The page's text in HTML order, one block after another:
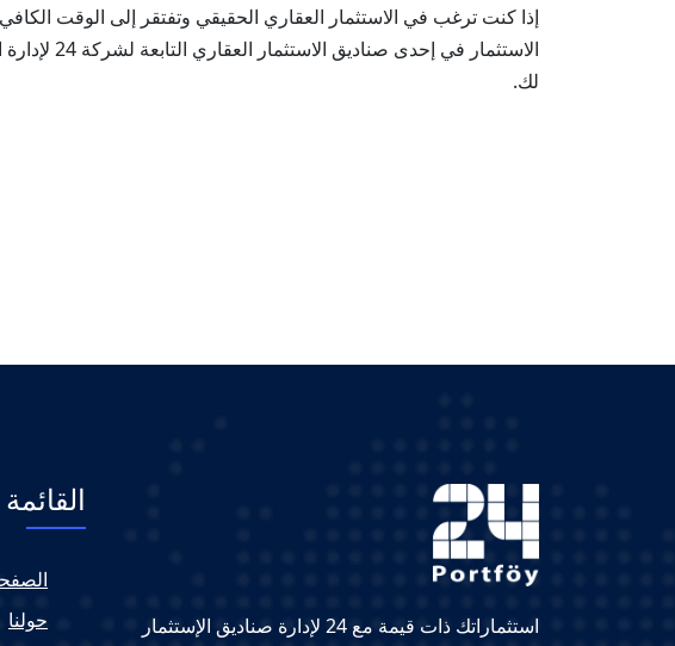
إذا كنت ترغب في الاستثمار العقاري الحقيقي وتفتقر إلى الوقت
الاستثمار في
لك.
استثماراتك ذات قيمة مع 24 لإدارة صناديق الإستثمار
القائمة
حولنا